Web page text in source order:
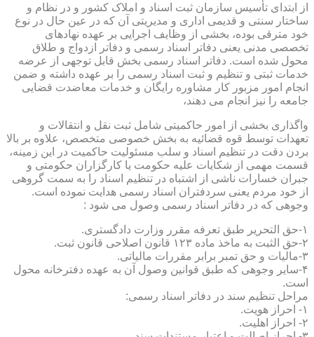
از ابتدای تأسیس سازمان ثبت اسناد و املاک کشور و در نظام و
ساختار سنتی و قدیمی اداری و مدیریتی آن که در عین حال در نوع
خود مترقی بوده، بخشی از وظایف اجرایی بر عهده نهادهای
تخصصی مدنی یعنی دفاتر اسناد رسمی و دفاتر ازدواج و طلاق
محول شده است. دفاتر اسناد رسمی بخش قابل توجهی از عرضه
خدمات ثبتی و تنظیم و ثبت اسناد رسمی را بر عهده داشته و ضمن
انجام امور مزبور کار مشاوره رایگان و خدمات معاضدت قضایی
جامعه را نیز انجام می دهند،
واگذاری بخشی از امور حاکمیتی شامل ثبت نقل و انتقالات و
تعهدات توسط قوه قضائیه به بخش خصوصی متخصص، علاوه بر بالا
بردن دقت در تنظیم اسناد و سلب مسئولیت حاکمیت در این زمینه،
قسمت مهمی از شکایات علیه حکومت یا کارگزاران حکومتی و
جبران خسارات ناشی از اشتباه در تنظیم اسناد را به سمت گروهی
از خود مردم یعنی سردفتران اسناد رسمی هدایت نموده است.
وجوهی که در دفاتر اسناد رسمی وصول می شود :
۱-حق التحریر طبق تعرفه مقرر وزارت دادگستری.
۲-حق الثبت به ماخذ ماده ۱۲۳ قانون اصلاحی قانون ثبت.
۳-مالیات و حق تمبر برابر مقررات مالیاتی.
۴-سایر وجوهی که طبق قوانین وصول آن به عهده دفترخانه محول
است.
مراحل تنظیم سند در دفاتر اسناد رسمی:
۱- احراز هویت.
۲- احراز اهلیت.